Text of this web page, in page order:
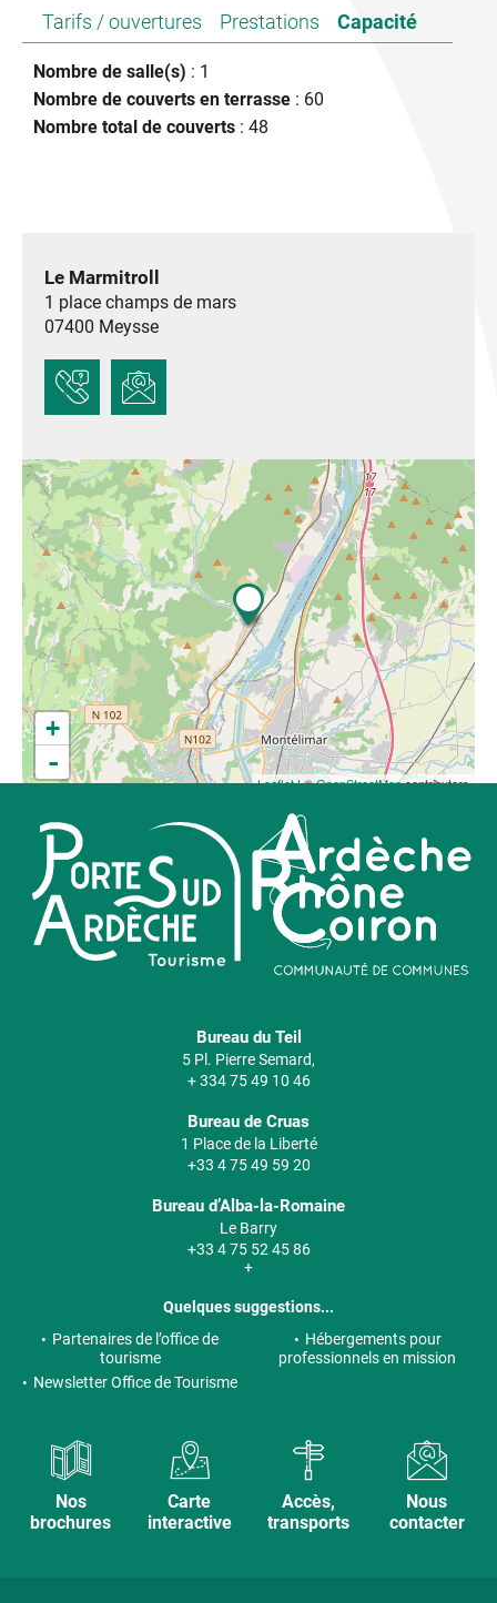
Tarifs / ouvertures Prestations Capacité
Nombre de salle(s) : 1
Nombre de couverts en terrasse : 60
Nombre total de couverts : 48
Le Marmitroll
1 place champs de mars
07400 Meysse
+
-
Leaflet| ©OpenStreetMapcontributors
Bureau du Teil
5 Pl. Pierre Semard,
+ 334 75 49 10 46
Bureau de Cruas
1 Place de la Liberté
+33 4 75 49 59 20
Bureau d’Alba-la-Romaine
Le Barry
+33 4 75 52 45 86
+
Quelques suggestions...
Partenaires de l’office de
tourisme
Hébergements pour
professionnels en mission
Newsletter Office de Tourisme
Nos
brochures
Carte
interactive
Accès,
transports
Nous
contacter